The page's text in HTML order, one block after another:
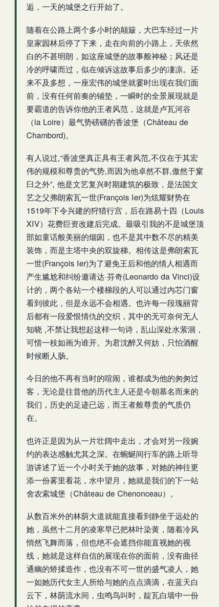
逅，一天的城堡之行开始了。
随着在公路上两个多小时的颠簸，大巴车经过一片
皇家园林后停了下来，走在向前的小路上，天依然
白的不甚明朗，如这座城堡的故事般神秘；风还是
冷的呼啸而过，似在倾诉这故事后多少的凄凉。还
来不及多想，一座宏伟的城堡就霎时出现在我们面
前，没有任何前奏的铺垫，一瞬时的全景展现就是
要霸道的告诉你他的王者风范，这就是卢瓦河谷
（la Loire）最气势磅礴的香波堡（Château de
Chambord)。
有人说过,“香波堡真正具有王者风范,不仅在于其宏
伟的规模和尊贵的气势,而因为他卓然不群,傲然于窠
臼之外”, 他是文艺复兴时期建筑的极致，是法国文
艺之父弗朗索瓦一世(François Ier)为炫耀财势在
1519年下令兴建的狩猎行宫，后在路易十四（Louis
XIV）花费巨资改建后完成。最吸引我的不是城堡顶
部如童话般美丽的烟囱，也不是其中数不尽的精美
装饰，而是主塔中央的双旋梯。相传这是弗朗索瓦
一世(François Ier)为了避免王后和他的情人相遇而
产生尴尬和纠纷邀请达·芬奇(Leonardo da Vinci)设
计的，两个各站一个楼梯段的人可以通过內芯门窗
看到彼此，但是永远不会相遇。也许每一段瑰丽背
后都有一段爱恨情仇的交织，其中的无可奈何无人
知晓 ,不禁让我想起这样一句诗，乱山深处水萦洄，
可惜一枝如画为谁开。为君沈醉又何妨，只怕酒醒
时候断人肠。
今日的他不再有当时的喧闹，谁都成为他的匆匆过
客，无论是往昔他的历代主人还是今朝慕名而来的
我们，历史的足迹已远，而王者般尊贵的气质仍
在。
也许正是因为从一片壮阔中走出，才会对另一段婉
约的表达感触尤其之深。在蜿蜒间行车的路上听导
游讲述了近一个小时关于她的故事，对她的神往更
添一份雾里看花，水中望月，她就是我们的下一站
舍农索城堡（Château de Chenonceau）。
从数百米外的林荫大道就能直接看到静坐于远处的
她，虽然十二月的凌寒早已把林叶染黄，随着冷风
悄然飞舞而落，但也绝不会遮挡你能直视她的视
线，她就是这样自信的展现在你的面前，没有曲径
通幽的矫揉造作，也没有不可一世的盛气凌人，她
一如她历代女主人所给与她的点点滴滴，在蓝天白
云下，林荫流水间，虫鸣鸟叫时，靛瓦白墙中一份